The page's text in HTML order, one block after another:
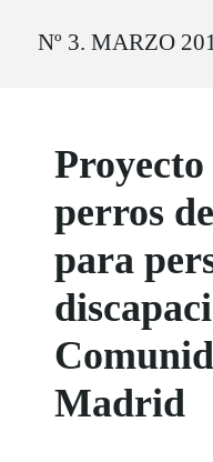
Nº 3. MARZO
Proyecto
perros
para
Madrid